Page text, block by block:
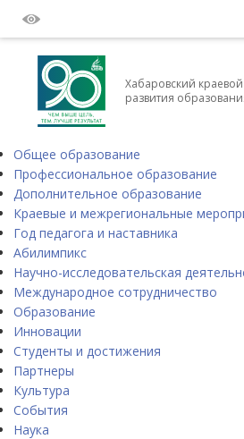
Хабаровский краевой
развития
Общее образование
Профессиональное образование
Дополнительное образование
Краевые и межрегиональные
Год педагога и наставника
Абилимпикс
Научно-исследовательская
Международное сотрудничество
Образование
Инновации
Студенты и достижения
Партнеры
Культура
События
Наука